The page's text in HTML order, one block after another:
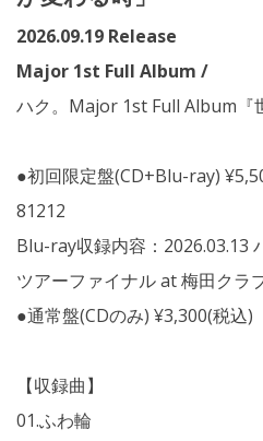
2026.09.19 Release
Major 1st Full Album /
ハク。Major 1st Full Album『
●初回限定盤(CD+Blu-ray)
81212
Blu-ray収録内容：2026.03.13
ツアーファイナル at 梅田クラ
●通常盤(CDのみ) ¥3,300(税込
【収録曲】
01.ふわ輪